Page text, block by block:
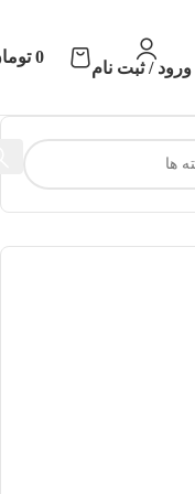
ورود / ثبت نام
0